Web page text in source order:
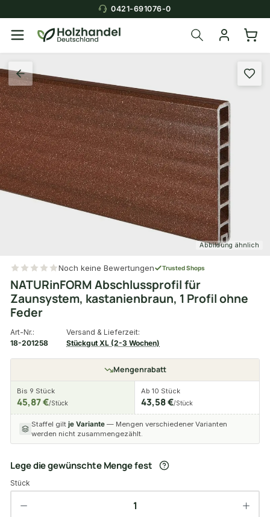
0421-691076-0
Abbildung ähnlich
Noch keine Bewertungen Trusted Shops
NATURinFORM Abschlussprofil für
Zaunsystem, kastanienbraun, 1 Profil ohne
Feder
Art-Nr.:
18-201258
Versand & Lieferzeit:
Stückgut XL (2-3 Wochen)
Mengenrabatt
Bis 9 Stück
45,87 €/Stück
Ab 10 Stück
43,58 €/Stück
Staffel gilt je Variante — Mengen verschiedener Varianten
werden nicht zusammengezählt.
Lege die gewünschte Menge fest
Stück